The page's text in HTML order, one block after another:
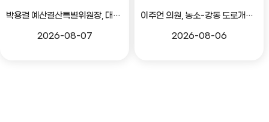
박용걸 예산결산특별위원장, 대공원로 확장공사 현안점검 간담회
2026-08-07
이주언 의원, 농소-강동 도로개설 민원 현장 점검
2026-08-06